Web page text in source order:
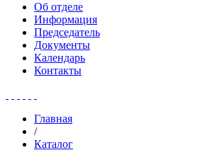
Об отделе
Информация
Председатель
Документы
Календарь
Контакты
Главная
/
Каталог